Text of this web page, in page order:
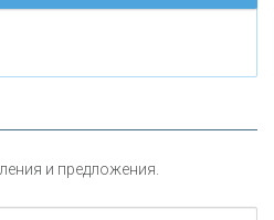
капитала
и предложения.